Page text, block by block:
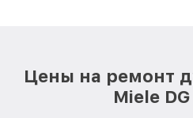
Цены на ремонт
Miele